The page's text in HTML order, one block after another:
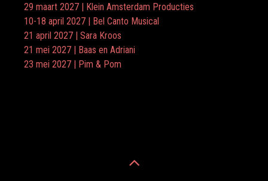
29 maart 2027 | Klein Amsterdam Producties
10-18 april 2027 | Bel Canto Musical
21 april 2027 | Sara Kroos
21 mei 2027 | Baas en Adriani
23 mei 2027 | Pim & Pom